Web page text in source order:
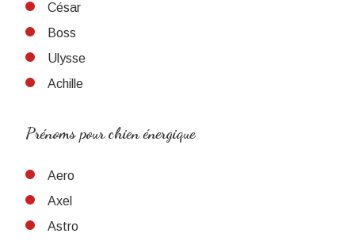
César
Boss
Ulysse
Achille
Prénoms pour chien énergique
Aero
Axel
Astro